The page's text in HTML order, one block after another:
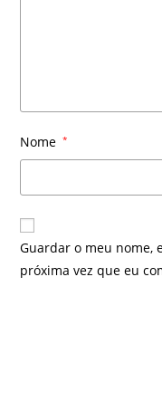
Nome *
Guardar o meu nome,
próxima vez que eu